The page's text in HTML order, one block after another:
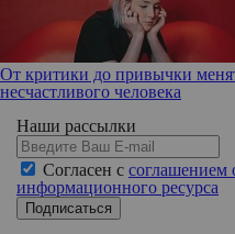
От критики до привычки
несчастливого человека
Наши рассылки
Согласен с соглашением
информационного ресурса
Подписаться